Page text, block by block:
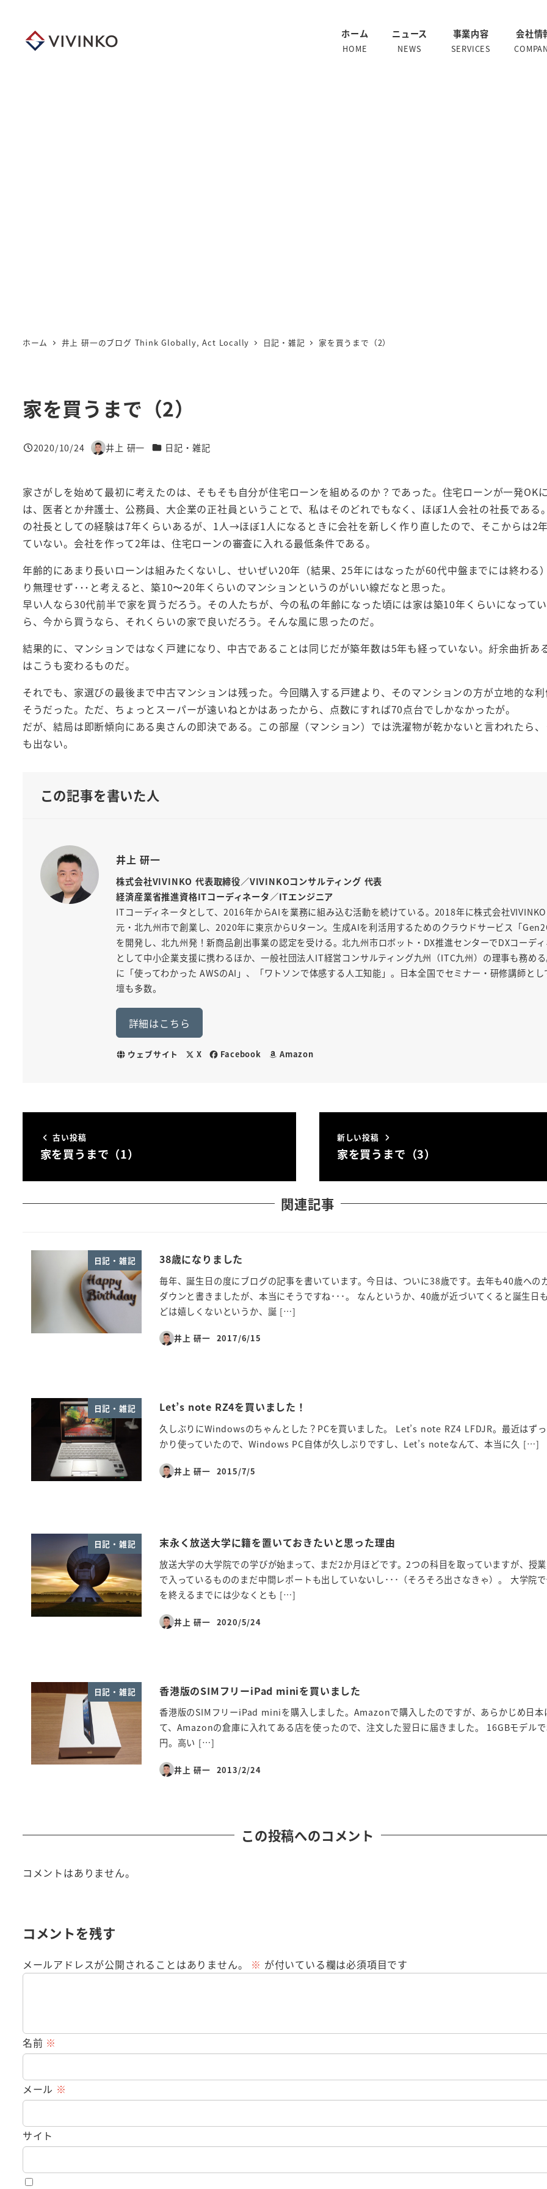
ホーム
HOME
ニュース
NEWS
事業内容
SERVICES
会社情
ホーム 井上 研一のブログ Think Globally, Act Locally 日記・雑記 家を買うまで（2）
家を買うまで（2）
投稿日
2020/10/24
著
井上 研一 カテゴリー
日記・雑記
家さがしを始めて最初に考えたのは、そもそも自分が住宅ローンを組めるのか？であった。住宅ローンが一発OK
は、医者とか弁護士、公務員、大企業の正社員ということで、私はそのどれでもなく、ほぼ1人会社の社長である
の社長としての経験は7年くらいあるが、1人→ほぼ1人になるときに会社を新しく作り直したので、そこからは2
ていない。会社を作って2年は、住宅ローンの審査に入れる最低条件である。
年齢的にあまり長いローンは組みたくないし、せいぜい20年（結果、25年にはなったが60代中盤までには終わる
り無理せず･･･と考えると、築10〜20年くらいのマンションというのがいい線だなと思った。
早い人なら30代前半で家を買うだろう。その人たちが、今の私の年齢になった頃には家は築10年くらいになって
ら、今から買うなら、それくらいの家で良いだろう。そんな風に思ったのだ。
結果的に、マンションではなく戸建になり、中古であることは同じだが築年数は5年も経っていない。紆余曲折あ
はこうも変わるものだ。
それでも、家選びの最後まで中古マンションは残った。今回購入する戸建より、そのマンションの方が立地的な
そうだった。ただ、ちょっとスーパーが遠いねとかはあったから、点数にすれば70点台でしかなかったが。
だが、結局は即断傾向にある奥さんの即決である。この部屋（マンション）では洗濯物が乾かないと言われたら
も出ない。
この記事を書いた人
井上 研一
株式会社VIVINKO 代表取締役／VIVINKOコンサルティング 代表
経済産業省推進資格ITコーディネータ／ITエンジニア
ITコーディネータとして、2016年からAIを業務に組み込む活動を続けている。2018年に株式会社
元・北九州市で創業し、2020年に東京からUターン。生成AIを利活用するためのクラウドサービス「
を開発し、北九州発！新商品創出事業の認定を受ける。北九州市ロボット・DX推進センターでDXコーデ
として中小企業支援に携わるほか、一般社団法人IT経営コンサルティング九州（ITC九州）の理事も務め
に「使ってわかった AWSのAI」、「ワトソンで体感する人工知能」。日本全国でセミナー・研修講師とし
壇も多数。
詳細はこちら
ウェブサイト X Facebook Amazon
古い投稿
家を買うまで（1）
新しい投稿
家を買うまで（3）
関連記事
日記・雑記 38歳になりました
毎年、誕生日の度にブログの記事を書いています。今日は、ついに38歳です。去年も40歳への
ダウンと書きましたが、本当にそうですね･･･。 なんというか、40歳が近づいてくると誕生日
どは嬉しくないというか、誕 […]
井上 研一
投稿日
2017/6/15
日記・雑記 Let’s note RZ4を買いました！
久しぶりにWindowsのちゃんとした？PCを買いました。 Let’s note RZ4 LFDJR。最近はず
かり使っていたので、Windows PC自体が久しぶりですし、Let’s noteなんて、本当に久 […]
井上 研一
投稿日
2015/7/5
日記・雑記 末永く放送大学に籍を置いておきたいと思った理由
放送大学の大学院での学びが始まって、まだ2か月ほどです。2つの科目を取っていますが、授
で入っているもののまだ中間レポートも出していないし･･･（そろそろ出さなきゃ）。 大学院
を終えるまでには少なくとも […]
井上 研一
投稿日
2020/5/24
日記・雑記 香港版のSIMフリーiPad miniを買いました
香港版のSIMフリーiPad miniを購入しました。Amazonで購入したのですが、あらかじめ日本
て、Amazonの倉庫に入れてある店を使ったので、注文した翌日に届きました。 16GBモデル
円。高い […]
井上 研一
投稿日
2013/2/24
この投稿へのコメント
コメントはありません。
コメントを残す
メールアドレスが公開されることはありません。 ※ が付いている欄は必須項目です
名前 ※
メール ※
サイト